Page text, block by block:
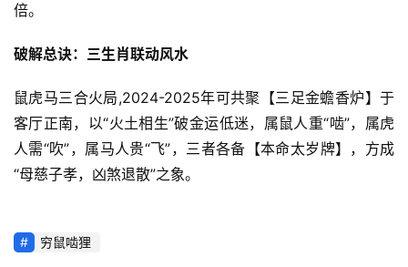
倍。
破解总诀：三生肖联动风水
鼠虎马三合火局,2024-2025年可共聚【三足金蟾香炉】于
客厅正南，以“火土相生”破金运低迷，属鼠人重“啮”，属虎
人需“吹”，属马人贵“飞”，三者各备【本命太岁牌】，方成
“母慈子孝，凶煞退散”之象。
穷鼠啮狸